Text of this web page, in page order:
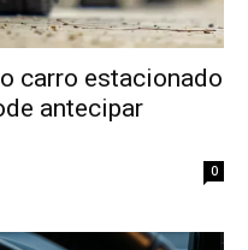
carro estacionado
antecipar
0